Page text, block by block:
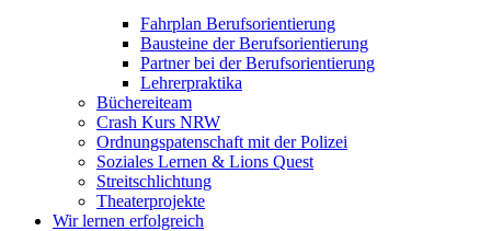
Fahrplan Berufsorientierung
Bausteine der Berufsorientierung
Partner bei der Berufsorientierung
Lehrerpraktika
Büchereiteam
Crash Kurs NRW
Ordnungspatenschaft mit der Polizei
Soziales Lernen & Lions Quest
Streitschlichtung
Theaterprojekte
Wir lernen erfolgreich